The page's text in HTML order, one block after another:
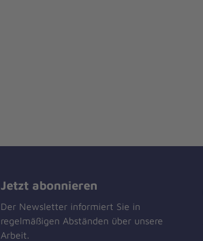
Jetzt abonnieren
Der Newsletter informiert Sie in
regelmäßigen Abständen über unsere
Arbeit.